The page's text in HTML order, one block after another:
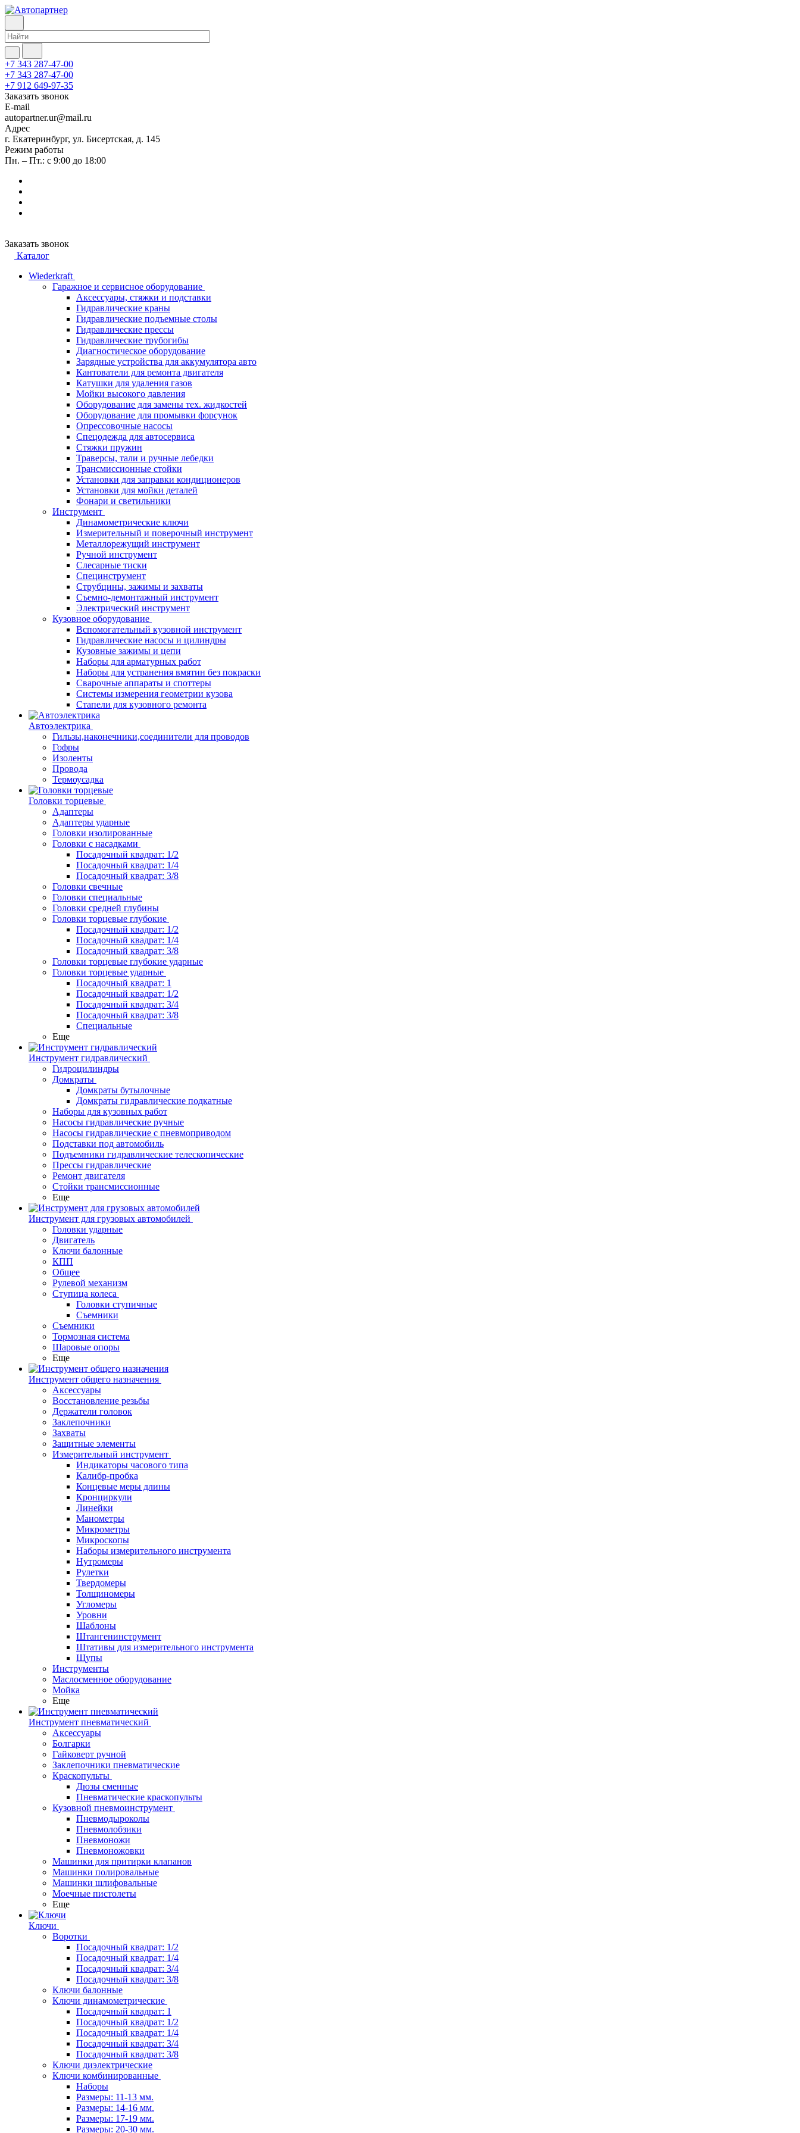
+7 343 287-47-00
+7 343 287-47-00
+7 912 649-97-35
Заказать звонок
E-mail
autopartner.ur@mail.ru
Адрес
г. Екатеринбург, ул. Бисертская, д. 145
Режим работы
Пн. – Пт.: с 9:00 до 18:00
Заказать звонок
Каталог
Wiederkraft
Гаражное и сервисное оборудование
Аксессуары, стяжки и подставки
Гидравлические краны
Гидравлические подъемные столы
Гидравлические прессы
Гидравлические трубогибы
Диагностическое оборудование
Зарядные устройства для аккумулятора авто
Кантователи для ремонта двигателя
Катушки для удаления газов
Мойки высокого давления
Оборудование для замены тех. жидкостей
Оборудование для промывки форсунок
Опрессовочные насосы
Спецодежда для автосервиса
Стяжки пружин
Траверсы, тали и ручные лебедки
Трансмиссионные стойки
Установки для заправки кондиционеров
Установки для мойки деталей
Фонари и светильники
Инструмент
Динамометрические ключи
Измерительный и поверочный инструмент
Металлорежущий инструмент
Ручной инструмент
Слесарные тиски
Специнструмент
Струбцины, зажимы и захваты
Съемно-демонтажный инструмент
Электрический инструмент
Кузовное оборудование
Вспомогательный кузовной инструмент
Гидравлические насосы и цилиндры
Кузовные зажимы и цепи
Наборы для арматурных работ
Наборы для устранения вмятин без покраски
Сварочные аппараты и споттеры
Системы измерения геометрии кузова
Стапели для кузовного ремонта
Автоэлектрика
Гильзы,наконечники,соединители для проводов
Гофры
Изоленты
Провода
Термоусадка
Головки торцевые
Адаптеры
Адаптеры ударные
Головки изолированные
Головки с насадками
Посадочный квадрат: 1/2
Посадочный квадрат: 1/4
Посадочный квадрат: 3/8
Головки свечные
Головки специальные
Головки средней глубины
Головки торцевые глубокие
Посадочный квадрат: 1/2
Посадочный квадрат: 1/4
Посадочный квадрат: 3/8
Головки торцевые глубокие ударные
Головки торцевые ударные
Посадочный квадрат: 1
Посадочный квадрат: 1/2
Посадочный квадрат: 3/4
Посадочный квадрат: 3/8
Специальные
Еще
Инструмент гидравлический
Гидроцилиндры
Домкраты
Домкраты бутылочные
Домкраты гидравлические подкатные
Наборы для кузовных работ
Насосы гидравлические ручные
Насосы гидравлические с пневмоприводом
Подставки под автомобиль
Подъемники гидравлические телескопические
Прессы гидравлические
Ремонт двигателя
Стойки трансмиссионные
Еще
Инструмент для грузовых автомобилей
Головки ударные
Двигатель
Ключи балонные
КПП
Общее
Рулевой механизм
Ступица колеса
Головки ступичные
Съемники
Съемники
Тормозная система
Шаровые опоры
Еще
Инструмент общего назначения
Аксессуары
Восстановление резьбы
Держатели головок
Заклепочники
Захваты
Защитные элементы
Измерительный инструмент
Индикаторы часового типа
Калибр-пробка
Концевые меры длины
Кронциркули
Линейки
Манометры
Микрометры
Микроскопы
Наборы измерительного инструмента
Нутромеры
Рулетки
Твердомеры
Толщиномеры
Угломеры
Уровни
Шаблоны
Штангенинструмент
Штативы для измерительного инструмента
Щупы
Инструменты
Маслосменное оборудование
Мойка
Еще
Инструмент пневматический
Аксессуары
Болгарки
Гайковерт ручной
Заклепочники пневматические
Краскопульты
Дюзы сменные
Пневматические краскопульты
Кузовной пневмоинструмент
Пневмодыроколы
Пневмолобзики
Пневмоножи
Пневмоножовки
Машинки для притирки клапанов
Машинки полировальные
Машинки шлифовальные
Моечные пистолеты
Еще
Ключи
Воротки
Посадочный квадрат: 1/2
Посадочный квадрат: 1/4
Посадочный квадрат: 3/4
Посадочный квадрат: 3/8
Ключи балонные
Ключи динамометрические
Посадочный квадрат: 1
Посадочный квадрат: 1/2
Посадочный квадрат: 1/4
Посадочный квадрат: 3/4
Посадочный квадрат: 3/8
Ключи диэлектрические
Ключи комбинированные
Наборы
Размеры: 11-13 мм.
Размеры: 14-16 мм.
Размеры: 17-19 мм.
Размеры: 20-30 мм.